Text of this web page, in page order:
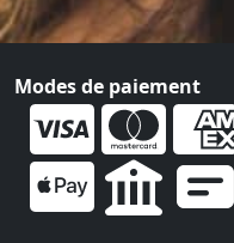
Modes de paiement